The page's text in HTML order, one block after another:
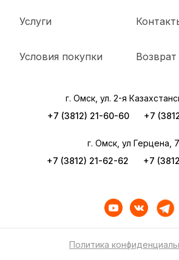
Услуги
Условия покупки
г. Омск, ул. 2-я
+7 (3812) 21-60-60
+7
г. Омск, ул Герцена,
+7 (3812) 21-62-62
+7
Политика